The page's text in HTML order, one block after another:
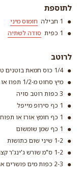
לתוספת
1 חבילה חומוס מיני
1 כפית סודה לשתיה
לרוטב
1/4 כוס חמאת בוטנים טבעית
מיץ סחוט מ-1/2 תפוז או ליים שלם
3 כפות רוטב סויה
1 כף סירופ מייפל
1 כף חומץ אורז או תפוחים
1 כף שמן שומשום
1-2 שיני שום כתושות
1-2 ס"מ שורש ג'ינג'ר קצוץ
2-3 כפות מים פושרים או קרם קוקוס לדילול הרוטב